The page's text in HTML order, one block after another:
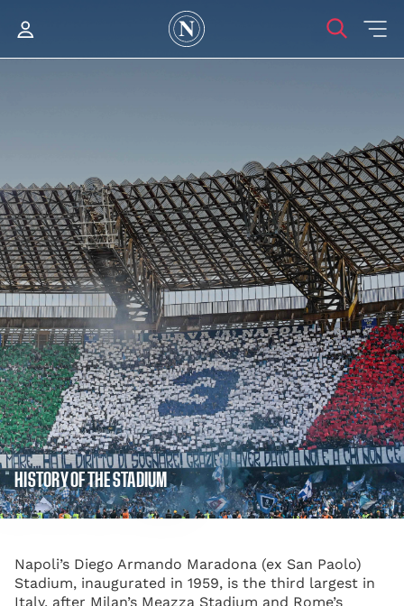
HISTORY OF THE STADIUM
Napoli’s Diego Armando Maradona (ex San Paolo)
Stadium, inaugurated in 1959, is the third largest in
Italy, after Milan’s Meazza Stadium and Rome’s